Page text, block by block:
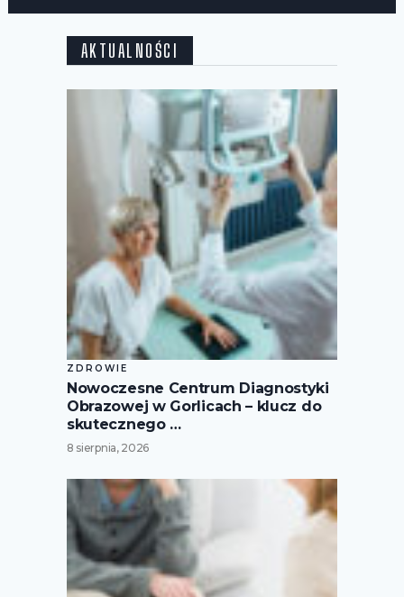
AKTUALNOŚCI
ZDROWIE
Nowoczesne Centrum Diagnostyki
Obrazowej w Gorlicach – klucz do
skutecznego …
8 sierpnia, 2026